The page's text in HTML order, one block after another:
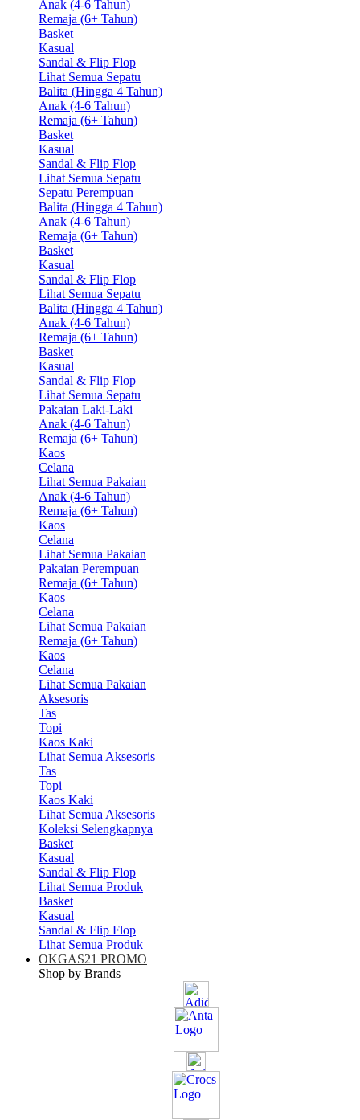
Anak (4-6 Tahun)
Remaja (6+ Tahun)
Basket
Kasual
Sandal & Flip Flop
Lihat Semua Sepatu
Balita (Hingga 4 Tahun)
Anak (4-6 Tahun)
Remaja (6+ Tahun)
Basket
Kasual
Sandal & Flip Flop
Lihat Semua Sepatu
Sepatu Perempuan
Balita (Hingga 4 Tahun)
Anak (4-6 Tahun)
Remaja (6+ Tahun)
Basket
Kasual
Sandal & Flip Flop
Lihat Semua Sepatu
Balita (Hingga 4 Tahun)
Anak (4-6 Tahun)
Remaja (6+ Tahun)
Basket
Kasual
Sandal & Flip Flop
Lihat Semua Sepatu
Pakaian Laki-Laki
Anak (4-6 Tahun)
Remaja (6+ Tahun)
Kaos
Celana
Lihat Semua Pakaian
Anak (4-6 Tahun)
Remaja (6+ Tahun)
Kaos
Celana
Lihat Semua Pakaian
Pakaian Perempuan
Remaja (6+ Tahun)
Kaos
Celana
Lihat Semua Pakaian
Remaja (6+ Tahun)
Kaos
Celana
Lihat Semua Pakaian
Aksesoris
Tas
Topi
Kaos Kaki
Lihat Semua Aksesoris
Tas
Topi
Kaos Kaki
Lihat Semua Aksesoris
Koleksi Selengkapnya
Basket
Kasual
Sandal & Flip Flop
Lihat Semua Produk
Basket
Kasual
Sandal & Flip Flop
Lihat Semua Produk
OKGAS21 PROMO
Shop by Brands